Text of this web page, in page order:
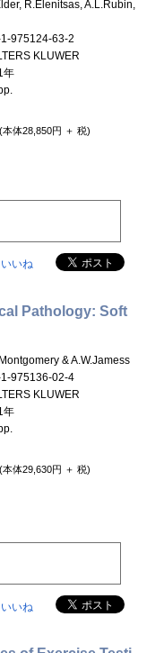
R.Elenitsas, A.L.Rubin,
1-975124-63-2
KLUWER
年
(本体28,850円 ＋ 税)
いいね
Pathology: Soft
& A.W.Jamess
1-975136-02-4
KLUWER
年
(本体29,630円 ＋ 税)
いいね